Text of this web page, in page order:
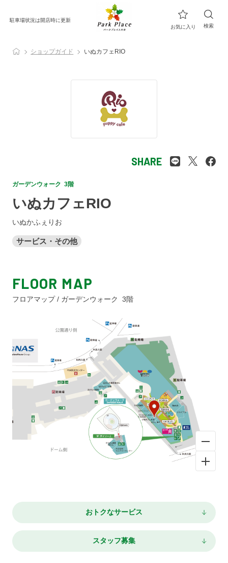
駐車場状況は開店時に更新
お気に入り
検索
ショップガイド いぬカフェRIO
SHARE
ガーデンウォーク 3階
いぬカフェRIO
いぬかふぇりお
サービス・その他
FLOOR MAP
フロアマップ / ガーデンウォーク 3階
おトクなサービス
スタッフ募集